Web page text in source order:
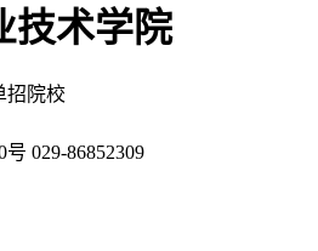
技术学院
招院校
号 029-86852309